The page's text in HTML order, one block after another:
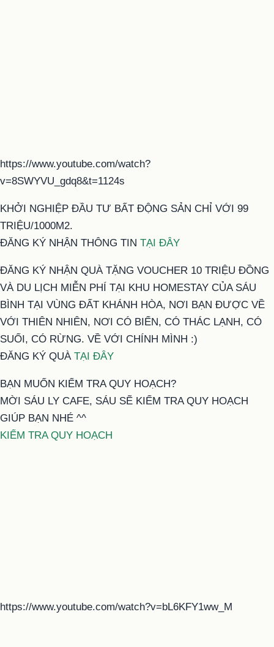
https://www.youtube.com/watch?
v=8SWYVU_gdq8&t=1124s
KHỞI NGHIỆP ĐẦU TƯ BẤT ĐỘNG SẢN CHỈ VỚI 99
TRIỆU/1000M2.
ĐĂNG KÝ NHẬN THÔNG TIN TẠI ĐÂY
ĐĂNG KÝ NHẬN QUÀ TẶNG VOUCHER 10 TRIỆU ĐỒNG
VÀ DU LỊCH MIỄN PHÍ TẠI KHU HOMESTAY CỦA SÁU
BÌNH TẠI VÙNG ĐẤT KHÁNH HÒA, NƠI BẠN ĐƯỢC VỀ
VỚI THIÊN NHIÊN, NƠI CÓ BIỂN, CÓ THÁC LẠNH, CÓ
SUỐI, CÓ RỪNG. VỀ VỚI CHÍNH MÌNH :)
ĐĂNG KÝ QUÀ TẠI ĐÂY
BẠN MUỐN KIỂM TRA QUY HOẠCH?
MỜI SÁU LY CAFE, SÁU SẼ KIỂM TRA QUY HOẠCH
GIÚP BẠN NHÉ ^^
KIỂM TRA QUY HOẠCH
https://www.youtube.com/watch?v=bL6KFY1ww_M